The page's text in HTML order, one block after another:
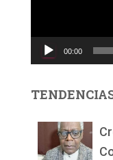
c
d
00:00